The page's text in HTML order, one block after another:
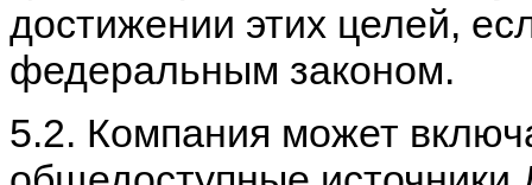
достижении этих целей,
федеральным законом.
5.2. Компания может